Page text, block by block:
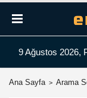
9 Ağustos 2026,
Ana Sayfa Arama